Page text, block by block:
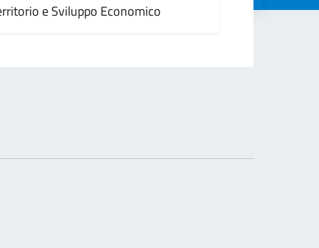
e Sviluppo Economico